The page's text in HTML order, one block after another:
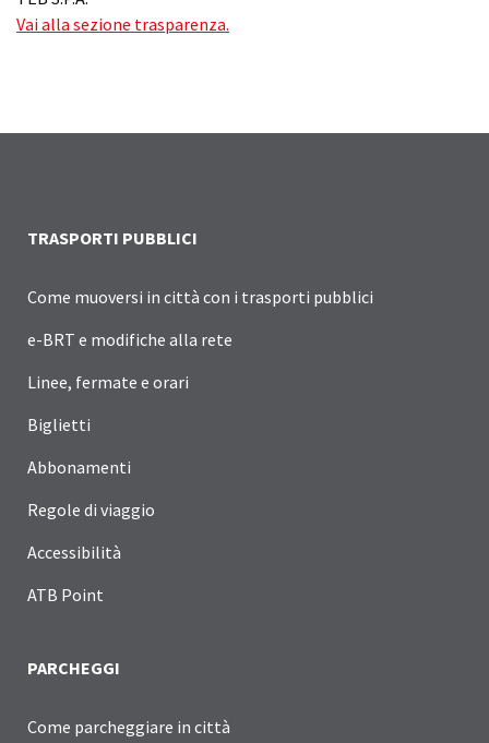
Vai alla sezione trasparenza.
TRASPORTI PUBBLICI
Come muoversi in città con i trasporti pubblici
e-BRT e modifiche alla rete
Linee, fermate e orari
Biglietti
Abbonamenti
Regole di viaggio
Accessibilità
ATB Point
PARCHEGGI
Come parcheggiare in città